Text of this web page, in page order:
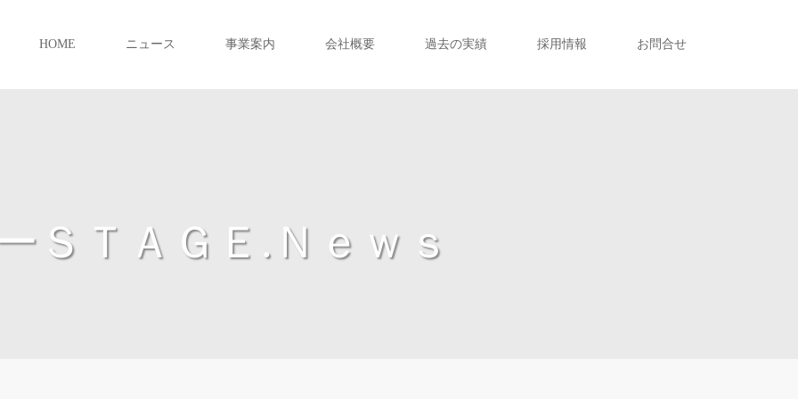
HOME ニュース 事業案内 会社概要 過去の実績 採用情報 お問合せ
ＳＴＡＧＥ.Ｎｅｗｓ